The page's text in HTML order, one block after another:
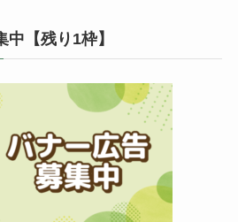
【残り1枠】